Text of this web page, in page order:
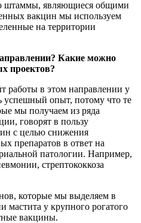
штаммы, являющиеся общими
вакцин мы используем
на территории
Какие можно
проектов?
работы в этом направлении у
успешный опыт, потому что те
мы получаем из ряда
говорят в пользу
с целью снижения
препаратов в ответ на
патологии. Например,
стрептококкоза
которые мы выделяем в
мастита у крупного рогатого
вакцины.